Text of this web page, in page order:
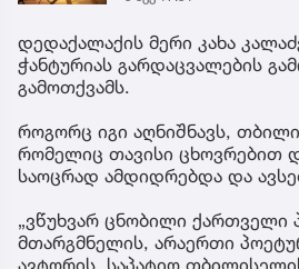
ავრცელებს
დედაქალაქის მერი კახა
ჭანტურიას გარდაცვალების
გამოთქვამს.
როგორც იგი აღნიშნავს,
რომელიც თავისი ცხოვრებით
საოცრად ამდიდრებდა და
„ვწუხვარ ცნობილი ქართველი
მთარგმნელის, არაერთი